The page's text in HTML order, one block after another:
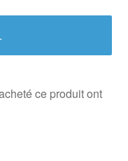
ce produit ont